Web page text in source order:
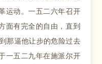
运动。一五二六年召开
面有完全的自由，直到
那逼他让步的危险过去
一五二九年在施派尔开